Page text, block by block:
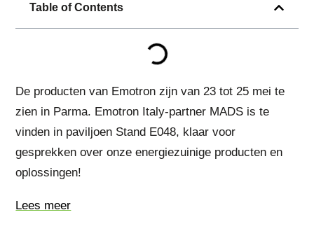
De producten van Emotron zijn van 23 tot 25 mei te
zien in Parma. Emotron Italy-partner MADS is te
vinden in paviljoen Stand E048, klaar voor
gesprekken over onze energiezuinige producten en
oplossingen!
Lees meer
Table of Contents